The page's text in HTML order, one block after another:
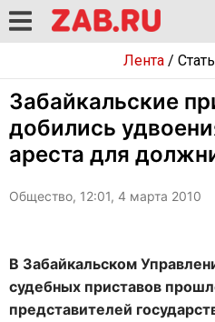
Лента/
Забайкальские
добились
ареста для
Общество, 12:01, 4 марта 2010
В Забайкальском
судебных приставов
представителей